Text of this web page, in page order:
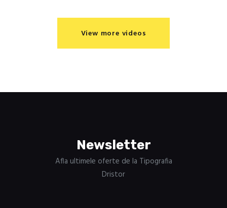
View more videos
Newsletter
Afla ultimele oferte de la Tipografia
Dristor